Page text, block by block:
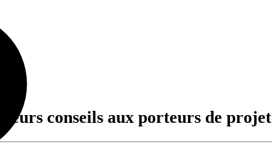
conseils aux porteurs de projet